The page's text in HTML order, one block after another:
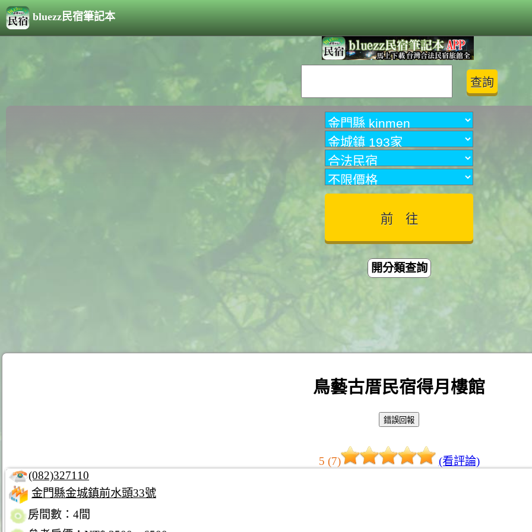
bluezz民宿筆記本
開分類查詢
鳥藝古厝民宿得月樓館
5 (7)
(看評論)
(082)327110
金門縣金城鎮前水頭33號
房間數：4間